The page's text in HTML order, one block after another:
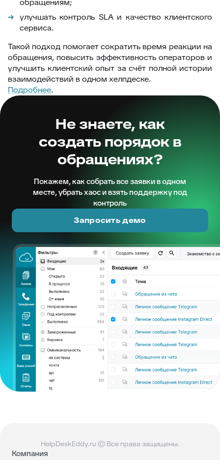
обращениям;
улучшать контроль SLA и качество клиентского
сервиса.
Такой подход помогает сократить время реакции на
обращения, повысить эффективность операторов и
улучшить клиентский опыт за счёт полной истории
взаимодействий в одном хелпдеске.
Подробнее.
Не знаете, как
создать порядок в
обращениях?
Покажем, как собрать все заявки в одном
месте, убрать хаос и взять поддержку под
контроль
Запросить демо
HelpDeskEddy.ru © Все права защищены.
Компания